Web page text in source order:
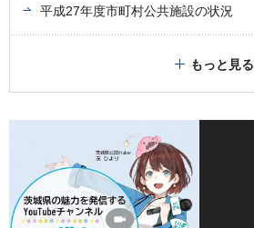
平成27年度市町村公共施設の状況
もっと見る